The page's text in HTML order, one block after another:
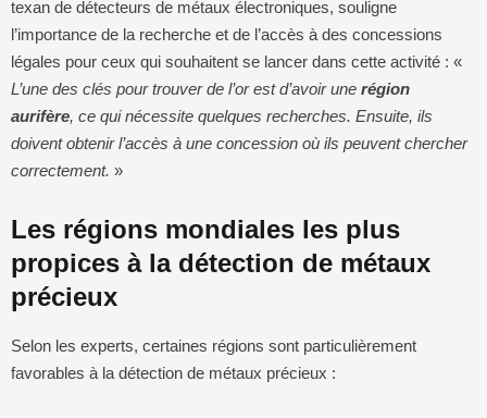
texan de détecteurs de métaux électroniques, souligne
l’importance de la recherche et de l’accès à des concessions
légales pour ceux qui souhaitent se lancer dans cette activité : «
L’une des clés pour trouver de l’or est d’avoir une région
aurifère, ce qui nécessite quelques recherches. Ensuite, ils
doivent obtenir l’accès à une concession où ils peuvent chercher
correctement. »
Les régions mondiales les plus
propices à la détection de métaux
précieux
Selon les experts, certaines régions sont particulièrement
favorables à la détection de métaux précieux :